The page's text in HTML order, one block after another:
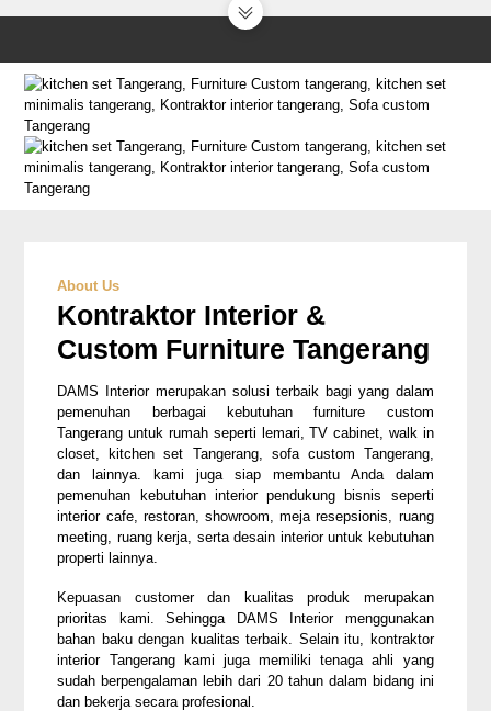
Kontraktor
Furniture
About Us
Kontraktor Interior &
Custom Furniture Tangerang
DAMS Interior merupakan solusi terbaik bagi yang dalam
pemenuhan berbagai kebutuhan furniture custom
Tangerang untuk rumah seperti lemari, TV cabinet, walk in
closet, kitchen set Tangerang, sofa custom Tangerang,
dan lainnya. kami juga siap membantu Anda dalam
pemenuhan kebutuhan interior pendukung bisnis seperti
interior cafe, restoran, showroom, meja resepsionis, ruang
meeting, ruang kerja, serta desain interior untuk kebutuhan
properti lainnya.
Kepuasan customer dan kualitas produk merupakan
prioritas kami. Sehingga DAMS Interior menggunakan
bahan baku dengan kualitas terbaik. Selain itu, kontraktor
interior Tangerang kami juga memiliki tenaga ahli yang
sudah berpengalaman lebih dari 20 tahun dalam bidang ini
dan bekerja secara profesional.